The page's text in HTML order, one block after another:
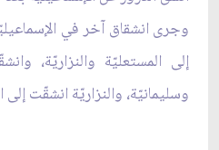
وجرى انشقاق آخر في
إلى المستعليّة والنزاريّة،
وسليمانيّة، والنزاريّة انشقّت إلى